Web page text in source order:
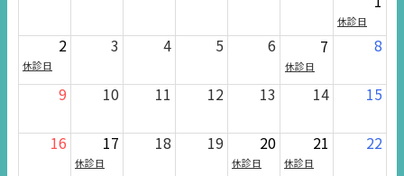
休診日
2
休診日
3 4 5 6 7
休診日
8
9 10 11 12 13 14 15
16 17
休診日
18 19 20
休診日
21
休診日
22